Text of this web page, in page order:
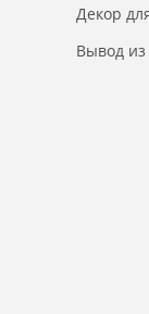
Декор
Вывод из